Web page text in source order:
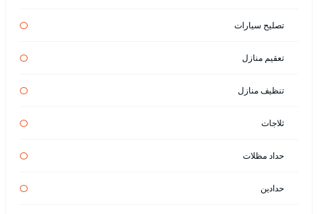
تصليح سيارات
تعقيم منازل
تنظيف منازل
ثلاجات
حداد مظلات
حدادين